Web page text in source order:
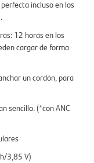
incluso en los
12 horas en los
cargar de forma
un cordón, para
sencillo. (*con ANC
3,85 V)